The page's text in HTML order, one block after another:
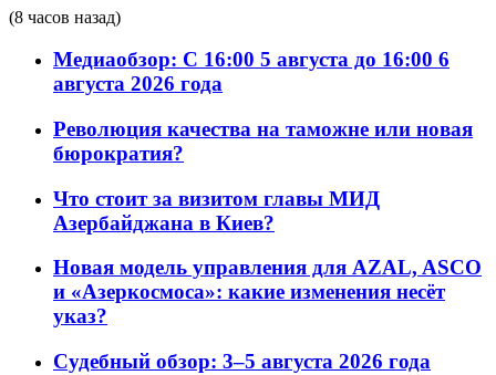
(8 часов назад)
Медиаобзор: С 16:00 5 августа до 16:00 6
августа 2026 года
Революция качества на таможне или новая
бюрократия?
Что стоит за визитом главы МИД
Азербайджана в Киев?
Новая модель управления для AZAL, ASCO
и «Азеркосмоса»: какие изменения несёт
указ?
Судебный обзор: 3–5 августа 2026 года